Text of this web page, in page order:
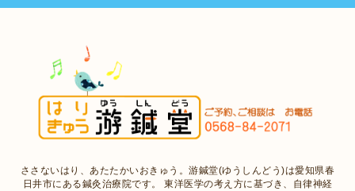
ささないはり、あたたかいおきゅう。游鍼堂(ゆうしんどう)は愛知県春
日井市にある鍼灸治療院です。 東洋医学の考え方に基づき、自律神経